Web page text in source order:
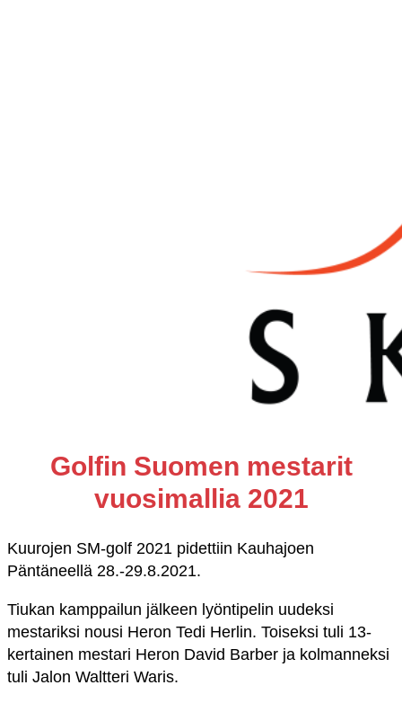
Golfin Suomen mestarit
vuosimallia 2021
Kuurojen SM-golf 2021 pidettiin Kauhajoen
Päntäneellä 28.-29.8.2021.
Tiukan kamppailun jälkeen lyöntipelin uudeksi
mestariksi nousi Heron Tedi Herlin. Toiseksi tuli 13-
kertainen mestari Heron David Barber ja kolmanneksi
tuli Jalon Waltteri Waris.